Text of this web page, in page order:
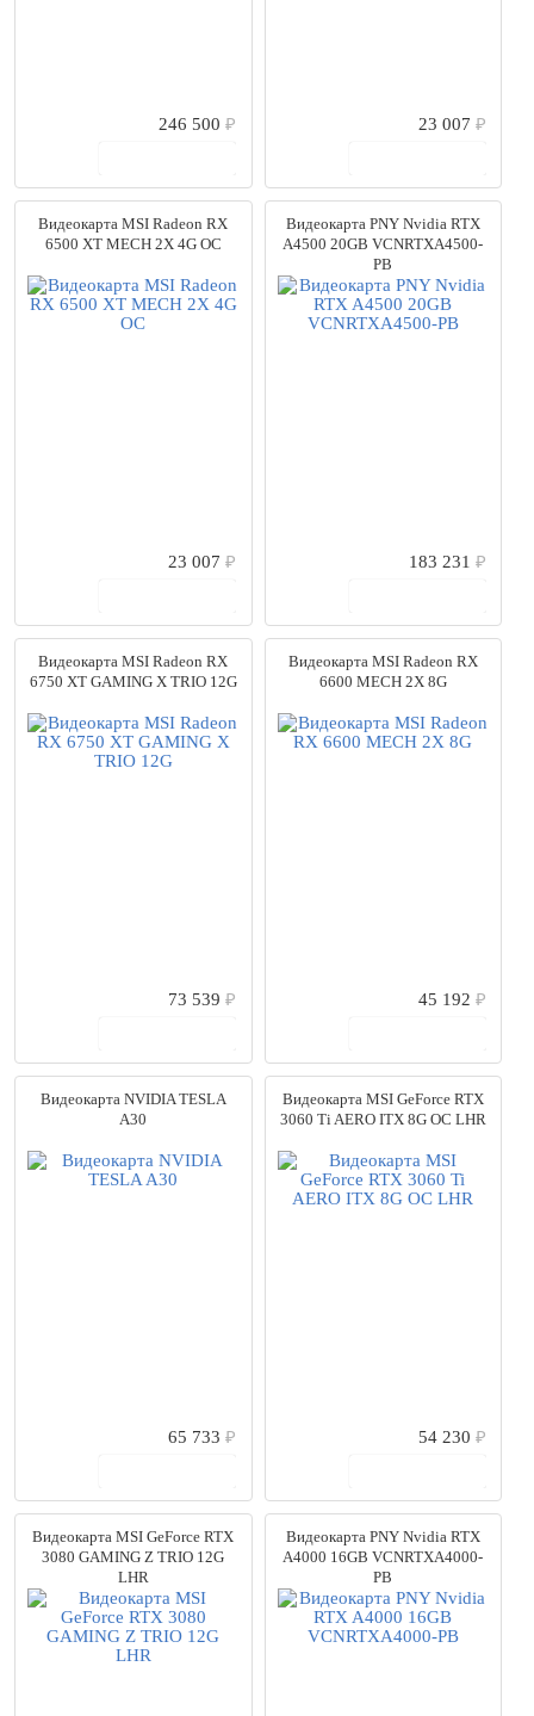
246 500₽
23 007 ₽
Видеокарта MSI Radeon RX
6500 XT MECH 2X 4G OC
23 007₽
Видеокарта PNY Nvidia RTX
A4500 20GB VCNRTXA4500-
PB
183 231 ₽
Видеокарта MSI Radeon RX
6750 XT GAMING X TRIO 12G
73 539₽
Видеокарта MSI Radeon RX
6600 MECH 2X 8G
45 192 ₽
Видеокарта NVIDIA TESLA
A30
65 733₽
Видеокарта MSI GeForce RTX
3060 Ti AERO ITX 8G OC LHR
54 230 ₽
Видеокарта MSI GeForce RTX
3080 GAMING Z TRIO 12G
LHR
Видеокарта PNY Nvidia RTX
A4000 16GB VCNRTXA4000-
PB